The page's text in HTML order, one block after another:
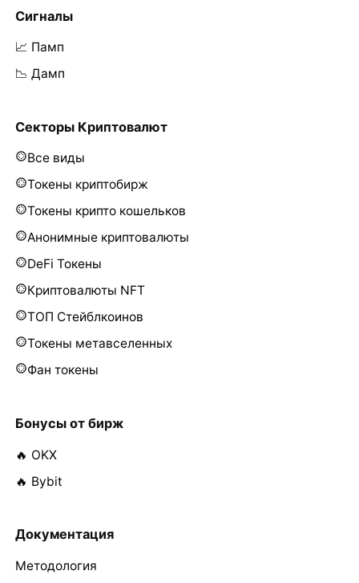
Сигналы
📈 Памп
📉 Дамп
Секторы Криптовалют
Все виды
Токены криптобирж
Токены крипто кошельков
Анонимные криптовалюты
DeFi Токены
Криптовалюты NFT
ТОП Стейблкоинов
Токены метавселенных
Фан токены
Бонусы от бирж
🔥 OKX
🔥 Bybit
Документация
Методология